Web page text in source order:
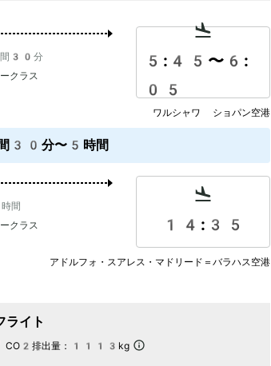
30分
クラス
5:45 〜 6:
05
ワルシャワ ショパン空港
30分〜5時間
間
クラス
14:35
アドルフォ・スアレス・マドリード＝バラハス空港
ライト
CO2排出量： 1113kg